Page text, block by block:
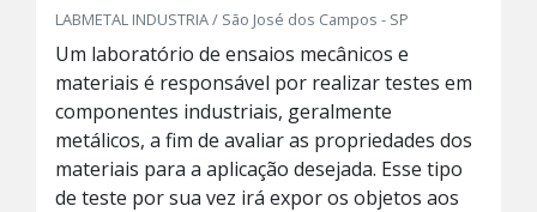
LABMETAL INDUSTRIA / São José dos Campos - SP
Um laboratório de ensaios mecânicos e
materiais é responsável por realizar testes em
componentes industriais, geralmente
metálicos, a fim de avaliar as propriedades dos
materiais para a aplicação desejada. Esse tipo
de teste por sua vez irá expor os objetos aos